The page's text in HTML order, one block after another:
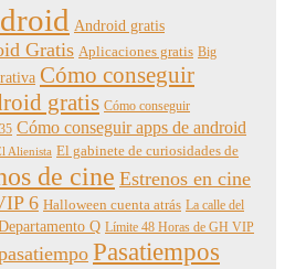
Android gratis
Gratis Aplicaciones gratis Big
Cómo conseguir
gratis Cómo conseguir
Cómo conseguir apps de android
Alienista El gabinete de curiosidades de
de cine Estrenos en cine
6 Halloween cuenta atrás La calle del
Q Límite 48 Horas de GH VIP
Pasatiempos